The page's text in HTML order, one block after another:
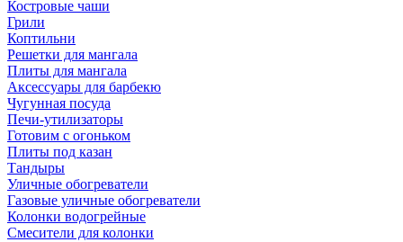
Костровые чаши
Грили
Коптильни
Решетки для мангала
Плиты для мангала
Аксессуары для барбекю
Чугунная посуда
Печи-утилизаторы
Готовим с огоньком
Плиты под казан
Тандыры
Уличные обогреватели
Газовые уличные обогреватели
Колонки водогрейные
Смесители для колонки